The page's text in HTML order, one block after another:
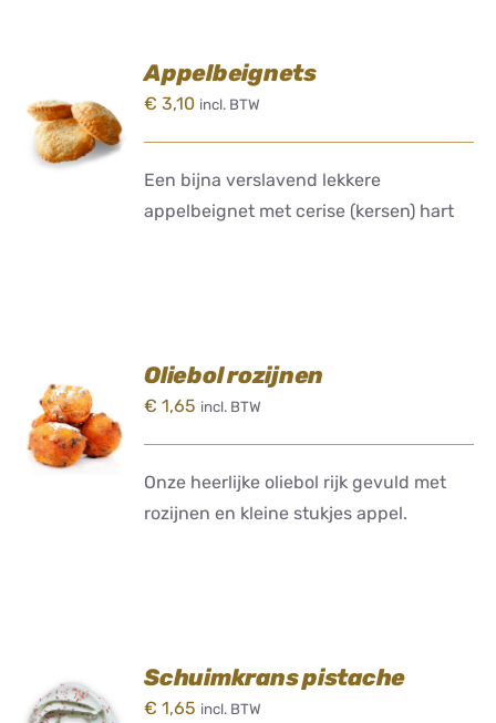
AAN
WINKELWAGEN
/
DETAILS
Appelbeignets
€ 3,10 incl. BTW
Een bijna verslavend lekkere
appelbeignet met cerise (kersen) hart
TOEVOEGEN
AAN
WINKELWAGEN
/
DETAILS
Oliebol rozijnen
€ 1,65 incl. BTW
Onze heerlijke oliebol rijk gevuld met
rozijnen en kleine stukjes appel.
TOEVOEGEN
AAN
Schuimkrans pistache
€ 1,65 incl. BTW